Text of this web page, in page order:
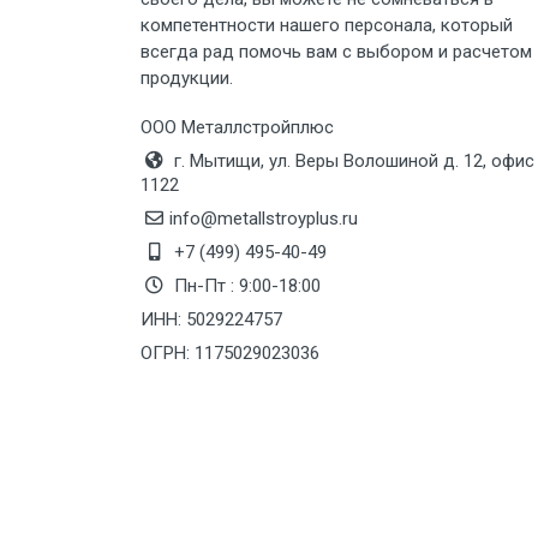
Груз до 6 м, вес до 8 тн
Груз до 12 м, вес до 20 тн
Манипулятор до 6 м, вес до 5 тн
Манипулятор до 6 м, вес до 8 тн
компетентности нашего персонала, который
всегда рад помочь вам с выбором и расчетом
продукции.
ООО Металлстройплюс
г. Мытищи, ул. Веры Волошиной д. 12, офис
1122
info@metallstroyplus.ru
+7 (499) 495-40-49
Пн-Пт : 9:00-18:00
ИНН: 5029224757
ОГРН: 1175029023036